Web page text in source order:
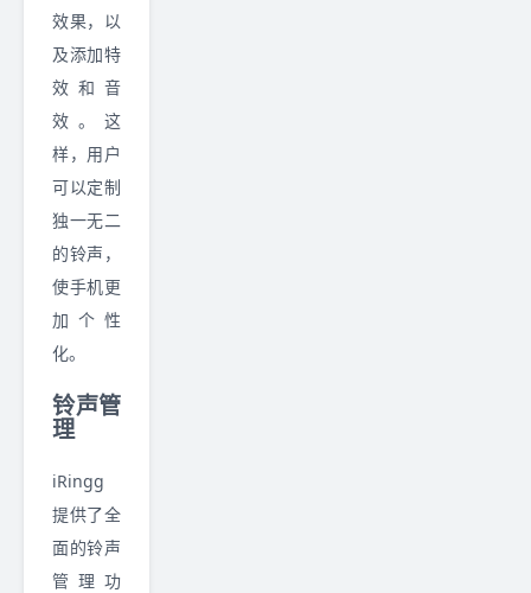
效果，以
及添加特
效和音
效。这
样，用户
可以定制
独一无二
的铃声，
使手机更
加个性
化。
铃声管
理
iRingg
提供了全
面的铃声
管理功